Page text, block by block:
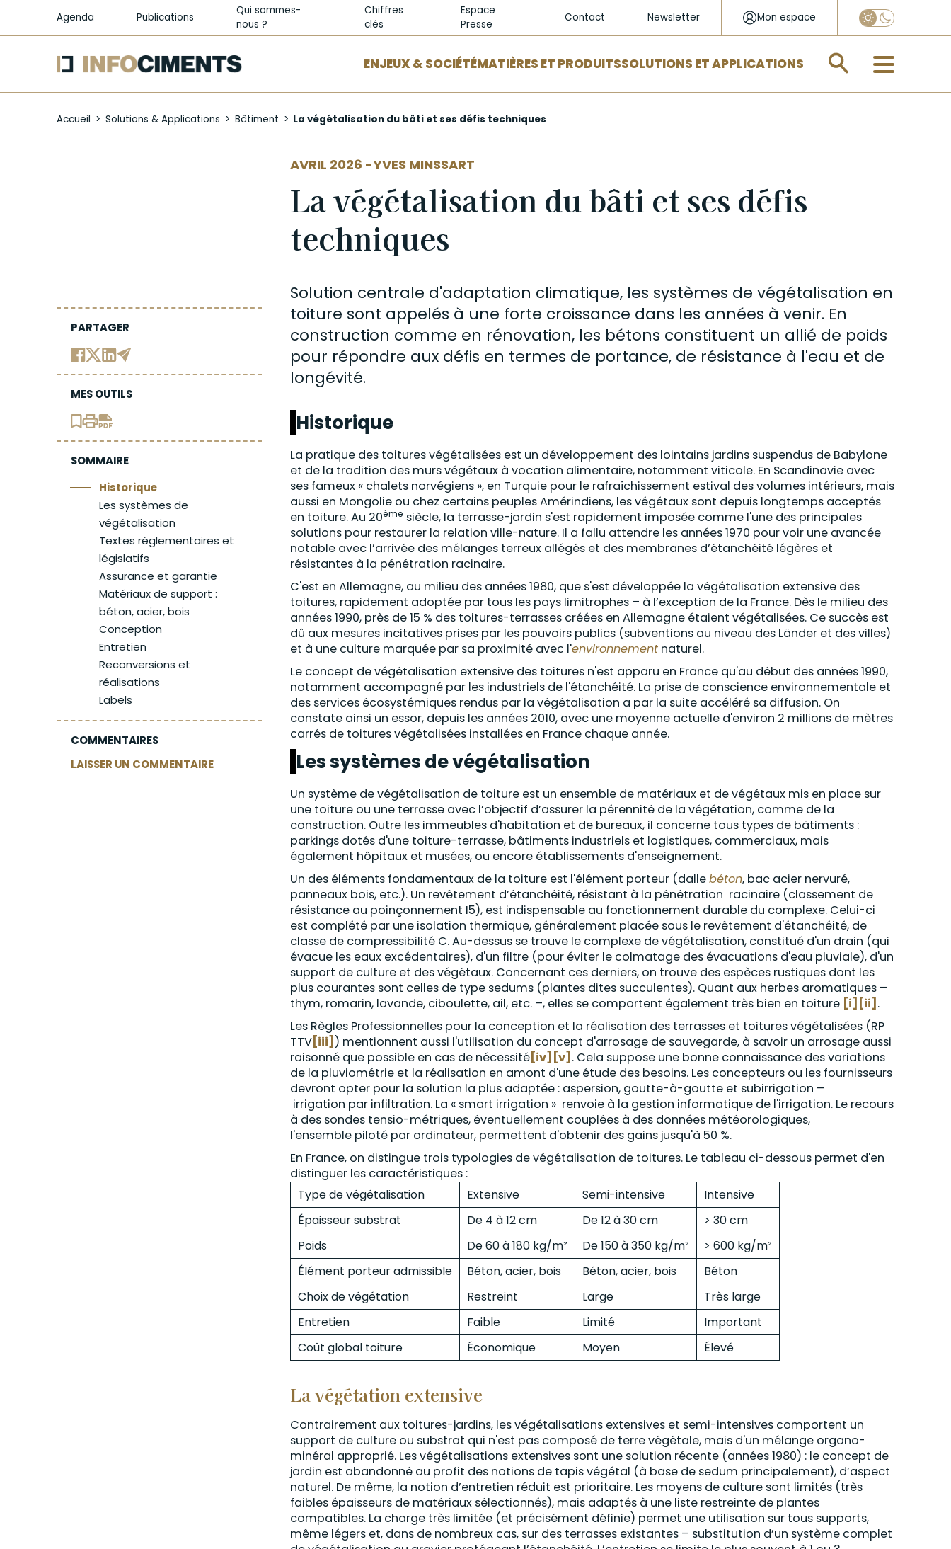
Agenda Publications
Qui sommes-
nous ?
Chiffres
clés
Espace
Presse
Contact Newsletter Mon espace
Appliquer
ENJEUX & SOCIÉTÉMATIÈRES ET PRODUITSSOLUTIONS ET APPLICATIONS
Accueil Solutions & Applications Bâtiment La végétalisation du bâti et ses défis techniques
PARTAGER
MES OUTILS
SOMMAIRE
Historique
Les systèmes de
végétalisation
Textes réglementaires et
législatifs
Assurance et garantie
Matériaux de support :
béton, acier, bois
Conception
Entretien
Reconversions et
réalisations
Labels
COMMENTAIRES
LAISSER UN COMMENTAIRE
AVRIL 2026 -
AUTEUR YVES MINSSART
La végétalisation du bâti et ses défis
techniques
Solution centrale d'adaptation climatique, les systèmes de végétalisation en
toiture sont appelés à une forte croissance dans les années à venir. En
construction comme en rénovation, les bétons constituent un allié de poids
pour répondre aux défis en termes de portance, de résistance à l'eau et de
longévité.
Historique
La pratique des toitures végétalisées est un développement des lointains jardins suspendus de Babylone
et de la tradition des murs végétaux à vocation alimentaire, notamment viticole. En Scandinavie avec
ses fameux « chalets norvégiens », en Turquie pour le rafraîchissement estival des volumes intérieurs, mais
aussi en Mongolie ou chez certains peuples Amérindiens, les végétaux sont depuis longtemps acceptés
en toiture. Au 20ème siècle, la terrasse-jardin s'est rapidement imposée comme l'une des principales
solutions pour restaurer la relation ville-nature. Il a fallu attendre les années 1970 pour voir une avancée
notable avec l’arrivée des mélanges terreux allégés et des membranes d’étanchéité légères et
résistantes à la pénétration racinaire.
C'est en Allemagne, au milieu des années 1980, que s'est développée la végétalisation extensive des
toitures, rapidement adoptée par tous les pays limitrophes – à l’exception de la France. Dès le milieu des
années 1990, près de 15 % des toitures-terrasses créées en Allemagne étaient végétalisées. Ce succès est
dû aux mesures incitatives prises par les pouvoirs publics (subventions au niveau des Länder et des villes)
et à une culture marquée par sa proximité avec l'environnement naturel.
Le concept de végétalisation extensive des toitures n'est apparu en France qu'au début des années 1990,
notamment accompagné par les industriels de l'étanchéité. La prise de conscience environnementale et
des services écosystémiques rendus par la végétalisation a par la suite accéléré sa diffusion. On
constate ainsi un essor, depuis les années 2010, avec une moyenne actuelle d'environ 2 millions de mètres
carrés de toitures végétalisées installées en France chaque année.
Les systèmes de végétalisation
Un système de végétalisation de toiture est un ensemble de matériaux et de végétaux mis en place sur
une toiture ou une terrasse avec l’objectif d’assurer la pérennité de la végétation, comme de la
construction. Outre les immeubles d'habitation et de bureaux, il concerne tous types de bâtiments :
parkings dotés d'une toiture-terrasse, bâtiments industriels et logistiques, commerciaux, mais
également hôpitaux et musées, ou encore établissements d'enseignement.
Un des éléments fondamentaux de la toiture est l'élément porteur (dallebéton, bac acier nervuré,
panneaux bois, etc.). Un revêtement d’étanchéité, résistant à la pénétration racinaire (classement de
résistance au poinçonnement I5), est indispensable au fonctionnement durable du complexe. Celui-ci
est complété par une isolation thermique, généralement placée sous le revêtement d'étanchéité, de
classe de compressibilité C. Au-dessus se trouve le complexe de végétalisation, constitué d'un drain (qui
évacue les eaux excédentaires), d'un filtre (pour éviter le colmatage des évacuations d'eau pluviale), d'un
support de culture et des végétaux. Concernant ces derniers, on trouve des espèces rustiques dont les
plus courantes sont celles de type sedums (plantes dites succulentes). Quant aux herbes aromatiques –
thym, romarin, lavande, ciboulette, ail, etc. –, elles se comportent également très bien en toiture [i] [ii] .
Les Règles Professionnelles pour la conception et la réalisation des terrasses et toitures végétalisées (RP
TTV[iii] ) mentionnent aussi l'utilisation du concept d'arrosage de sauvegarde, à savoir un arrosage aussi
raisonné que possible en cas de nécessité[iv] [v] . Cela suppose une bonne connaissance des variations
de la pluviométrie et la réalisation en amont d'une étude des besoins. Les concepteurs ou les fournisseurs
devront opter pour la solution la plus adaptée : aspersion, goutte-à-goutte et subirrigation –
irrigation par infiltration. La « smart irrigation » renvoie à la gestion informatique de l'irrigation. Le recours
à des sondes tensio-métriques, éventuellement couplées à des données météorologiques,
l'ensemble piloté par ordinateur, permettent d'obtenir des gains jusqu'à 50 %.
En France, on distingue trois typologies de végétalisation de toitures. Le tableau ci-dessous permet d'en
distinguer les caractéristiques :
Type de végétalisation
Extensive Semi-intensive
Intensive
Épaisseur substrat
De 4 à 12 cm De 12 à 30 cm
> 30 cm
Poids
De 60 à 180 kg/m² De 150 à 350 kg/m²
> 600 kg/m²
Élément porteur admissible
Béton, acier, bois Béton, acier, bois
Béton
Choix de végétation
Restreint Large
Très large
Entretien
Faible Limité
Important
Coût global toiture
Économique Moyen Élevé
La végétation extensive
Contrairement aux toitures-jardins, les végétalisations extensives et semi-intensives comportent un
support de culture ou substrat qui n'est pas composé de terre végétale, mais d'un mélange organo-
minéral approprié. Les végétalisations extensives sont une solution récente (années 1980) : le concept de
jardin est abandonné au profit des notions de tapis végétal (à base de sedum principalement), d’aspect
naturel. De même, la notion d’entretien réduit est prioritaire. Les moyens de culture sont limités (très
faibles épaisseurs de matériaux sélectionnés), mais adaptés à une liste restreinte de plantes
compatibles. La charge très limitée (et précisément définie) permet une utilisation sur tous supports,
même légers et, dans de nombreux cas, sur des terrasses existantes – substitution d’un système complet